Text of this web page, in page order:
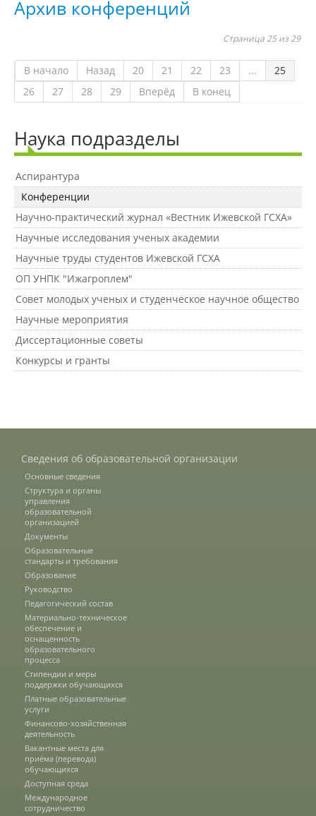
Защита персональных данных
Информация о проверках
Учетная политика
Партнеры
Безопасность
Противодействие коррупции
Противодействие терроризму
Предотвращение кризисных ситуаций
Конкурсы и вакансии
Контакты
Обратная связь
Банковские реквизиты
Наши услуги
Международная деятельность
Организации-партнеры
Договоры о сотрудничестве
Архив конференций
Страница 25 из 29
В начало Назад 20 21 22 23 ...
25
26
27 28 29 Вперёд В конец
Наука подразделы
Аспирантура
Конференции
Научно-практический журнал «Вестник Ижевской ГСХА»
Научные исследования ученых академии
Научные труды студентов Ижевской ГСХА
ОП УНПК "Ижагроплем"
Совет молодых ученых и студенческое научное общество
Научные мероприятия
Диссертационные советы
Конкурсы и гранты
Сведения об образовательной организации
Основные сведения
Структура и органы
управления
образовательной
организацией
Документы
Образовательные
стандарты и требования
Образование
Руководство
Педагогический состав
Материально-техническое
обеспечение и
оснащенность
образовательного
процесса
Стипендии и меры
поддержки обучающихся
Платные образовательные
услуги
Финансово-хозяйственная
деятельность
Вакантные места для
приёма (перевода)
обучающихся
Доступная среда
Международное
сотрудничество